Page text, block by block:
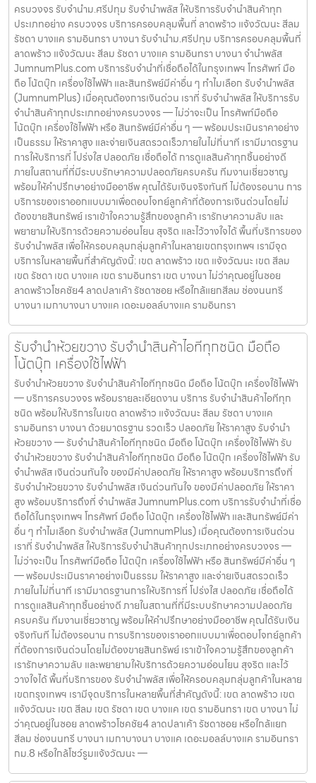
ครบวงจร รับจำนำม.ศรีปทุม รับจำนำพลัส ให้บริการรับจำนำสินค้าทุก
ประเภทอย่าง ครบวงจร บริการครอบคลุมพื้นที่ ลาดพร้าว แจ้งวัฒนะ สีลม
รัชดา บางแค รามอินทรา บางนา รับจำนำม.ศรีปทุม บริการครอบคลุมพื้นที่
ลาดพร้าว แจ้งวัฒนะ สีลม รัชดา บางแค รามอินทรา บางนา จำนำพลัส
JumnumPlus.com บริการรับจำนำที่เชื่อถือได้ในกรุงเทพฯ โทรศัพท์ มือ
ถือ โน้ตบุ๊ก เครื่องใช้ไฟฟ้า และสินทรัพย์มีค่าอื่น ๆ ทำไมเลือก รับจำนำพลัส
(JumnumPlus) เมื่อคุณต้องการเงินด่วน เราที่ รับจำนำพลัส ให้บริการรับ
จำนำสินค้าทุกประเภทอย่างครบวงจร — ไม่ว่าจะเป็น โทรศัพท์มือถือ
โน้ตบุ๊ก เครื่องใช้ไฟฟ้า หรือ สินทรัพย์มีค่าอื่น ๆ — พร้อมประเมินราคาอย่าง
เป็นธรรม ให้ราคาสูง และจ่ายเงินสดรวดเร็วภายในไม่กี่นาที เรามีมาตรฐาน
การให้บริการที่ โปร่งใส ปลอดภัย เชื่อถือได้ การดูแลสินค้าทุกชิ้นอย่างดี
ภายในสถานที่ที่มีระบบรักษาความปลอดภัยครบครัน ทีมงานเชี่ยวชาญ
พร้อมให้คำปรึกษาอย่างมืออาชีพ คุณได้รับเงินจริงทันที ไม่ต้องรอนาน การ
บริการของเราออกแบบมาเพื่อตอบโจทย์ลูกค้าที่ต้องการเงินด่วนโดยไม่
ต้องขายสินทรัพย์ เราเข้าใจความรู้สึกของลูกค้า เรารักษาความลับ และ
พยายามให้บริการด้วยความอ่อนโยน สุจริต และไว้วางใจได้ พื้นที่บริการของ
รับจำนำพลัส เพื่อให้ครอบคลุมกลุ่มลูกค้าในหลายเขตกรุงเทพฯ เรามีจุด
บริการในหลายพื้นที่สำคัญดังนี้: เขต ลาดพร้าว เขต แจ้งวัฒนะ เขต สีลม
เขต รัชดา เขต บางแค เขต รามอินทรา เขต บางนา ไม่ว่าคุณอยู่ในซอย
ลาดพร้าวโชคชัย4 ลาดปลาเค้า รัชดาซอย หรือใกล้แยกสีลม ช่องนนทรี
บางนา เมกาบางนา บางแค เดอะมอลล์บางแค รามอินทรา
รับจำนำห้วยขวาง รับจำนำสินค้าไอทีทุกชนิด มือถือ
โน้ตบุ๊ก เครื่องใช้ไฟฟ้า
รับจำนำห้วยขวาง รับจำนำสินค้าไอทีทุกชนิด มือถือ โน้ตบุ๊ก เครื่องใช้ไฟฟ้า
— บริการครบวงจร พร้อมรายละเอียดงาน บริการ รับจำนำสินค้าไอทีทุก
ชนิด พร้อมให้บริการในเขต ลาดพร้าว แจ้งวัฒนะ สีลม รัชดา บางแค
รามอินทรา บางนา ด้วยมาตรฐาน รวดเร็ว ปลอดภัย ให้ราคาสูง รับจำนำ
ห้วยขวาง — รับจำนำสินค้าไอทีทุกชนิด มือถือ โน้ตบุ๊ก เครื่องใช้ไฟฟ้า รับ
จำนำห้วยขวาง รับจำนำสินค้าไอทีทุกชนิด มือถือ โน้ตบุ๊ก เครื่องใช้ไฟฟ้า รับ
จำนำพลัส เงินด่วนทันใจ ของมีค่าปลอดภัย ให้ราคาสูง พร้อมบริการถึงที่
รับจำนำห้วยขวาง รับจำนำพลัส เงินด่วนทันใจ ของมีค่าปลอดภัย ให้ราคา
สูง พร้อมบริการถึงที่ จำนำพลัส JumnumPlus.com บริการรับจำนำที่เชื่อ
ถือได้ในกรุงเทพฯ โทรศัพท์ มือถือ โน้ตบุ๊ก เครื่องใช้ไฟฟ้า และสินทรัพย์มีค่า
อื่น ๆ ทำไมเลือก รับจำนำพลัส (JumnumPlus) เมื่อคุณต้องการเงินด่วน
เราที่ รับจำนำพลัส ให้บริการรับจำนำสินค้าทุกประเภทอย่างครบวงจร —
ไม่ว่าจะเป็น โทรศัพท์มือถือ โน้ตบุ๊ก เครื่องใช้ไฟฟ้า หรือ สินทรัพย์มีค่าอื่น ๆ
— พร้อมประเมินราคาอย่างเป็นธรรม ให้ราคาสูง และจ่ายเงินสดรวดเร็ว
ภายในไม่กี่นาที เรามีมาตรฐานการให้บริการที่ โปร่งใส ปลอดภัย เชื่อถือได้
การดูแลสินค้าทุกชิ้นอย่างดี ภายในสถานที่ที่มีระบบรักษาความปลอดภัย
ครบครัน ทีมงานเชี่ยวชาญ พร้อมให้คำปรึกษาอย่างมืออาชีพ คุณได้รับเงิน
จริงทันที ไม่ต้องรอนาน การบริการของเราออกแบบมาเพื่อตอบโจทย์ลูกค้า
ที่ต้องการเงินด่วนโดยไม่ต้องขายสินทรัพย์ เราเข้าใจความรู้สึกของลูกค้า
เรารักษาความลับ และพยายามให้บริการด้วยความอ่อนโยน สุจริต และไว้
วางใจได้ พื้นที่บริการของ รับจำนำพลัส เพื่อให้ครอบคลุมกลุ่มลูกค้าในหลาย
เขตกรุงเทพฯ เรามีจุดบริการในหลายพื้นที่สำคัญดังนี้: เขต ลาดพร้าว เขต
แจ้งวัฒนะ เขต สีลม เขต รัชดา เขต บางแค เขต รามอินทรา เขต บางนา ไม่
ว่าคุณอยู่ในซอย ลาดพร้าวโชคชัย4 ลาดปลาเค้า รัชดาซอย หรือใกล้แยก
สีลม ช่องนนทรี บางนา เมกาบางนา บางแค เดอะมอลล์บางแค รามอินทรา
กม.8 หรือใกล้โชว์รูมแจ้งวัฒนะ —